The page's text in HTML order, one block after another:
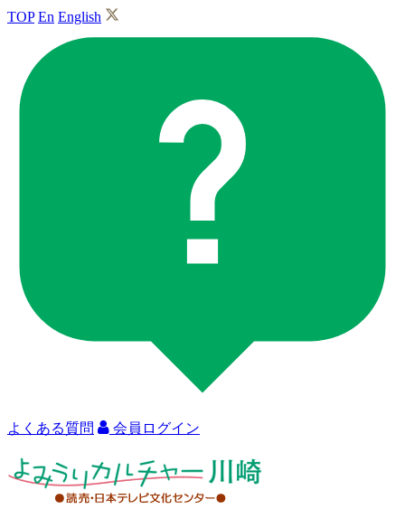
TOP En English
よくある質問 会員ログイン